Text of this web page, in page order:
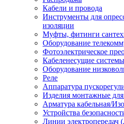
Кабели и провода
Инструменты для
изоляции
Муфты, фитинги
Оборудование
Фотоэлектрическое
Кабеленесущие системы
Оборудование
Реле
Аппаратура
Изделия монтажные
Арматура кабельная/
Устройства
Линии